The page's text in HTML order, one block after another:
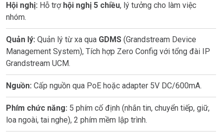
Hội nghị: Hỗ trợ hội nghị 5 chiều, lý tưởng cho làm việc
nhóm.
Quản lý: Quản lý từ xa qua GDMS (Grandstream Device
Management System), Tích hợp Zero Config với tổng đài IP
Grandstream UCM.
Nguồn: Cấp nguồn qua PoE hoặc adapter 5V DC/600mA.
Phím chức năng: 5 phím cố định (nhắn tin, chuyển tiếp, giữ,
loa ngoài, tai nghe), 2 phím mềm lập trình.